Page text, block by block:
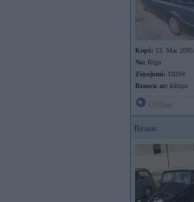
Kopš: 13. Mar 2005
No: Rīga
Ziņojumi: 10204
Braucu ar: kūtiņu
Brauc